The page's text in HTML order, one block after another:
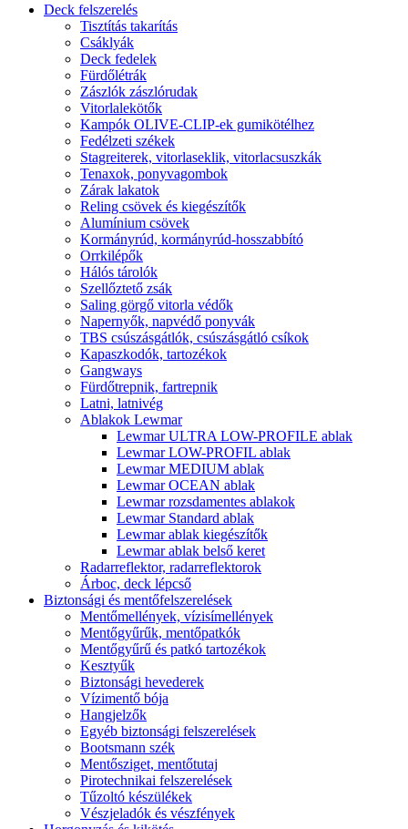
Deck felszerelés
Tisztítás takarítás
Csáklyák
Deck fedelek
Fürdőlétrák
Zászlók zászlórudak
Vitorlalekötők
Kampók OLIVE-CLIP-ek gumikötélhez
Fedélzeti székek
Stagreiterek, vitorlaseklik, vitorlacsuszkák
Tenaxok, ponyvagombok
Zárak lakatok
Reling csövek és kiegészítők
Alumínium csövek
Kormányrúd, kormányrúd-hosszabbító
Orrkilépők
Hálós tárolók
Szellőztető zsák
Saling görgő vitorla védők
Napernyők, napvédő ponyvák
TBS csúszásgátlók, csúszásgátló csíkok
Kapaszkodók, tartozékok
Gangways
Fürdőtrepnik, fartrepnik
Latni, latnivég
Ablakok Lewmar
Lewmar ULTRA LOW-PROFILE ablak
Lewmar LOW-PROFIL ablak
Lewmar MEDIUM ablak
Lewmar OCEAN ablak
Lewmar rozsdamentes ablakok
Lewmar Standard ablak
Lewmar ablak kiegészítők
Lewmar ablak belső keret
Radarreflektor, radarreflektorok
Árboc, deck lépcső
Biztonsági és mentőfelszerelések
Mentőmellények, vízisímellények
Mentőgyűrűk, mentőpatkók
Mentőgyűrű és patkó tartozékok
Kesztyűk
Biztonsági hevederek
Vízimentő bója
Hangjelzők
Egyéb biztonsági felszerelések
Bootsmann szék
Mentősziget, mentőtutaj
Pirotechnikai felszerelések
Tűzoltó készülékek
Vészjeladók és vészfények